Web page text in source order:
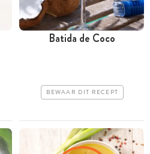
Batida de Coco
BEWAAR DIT RECEPT